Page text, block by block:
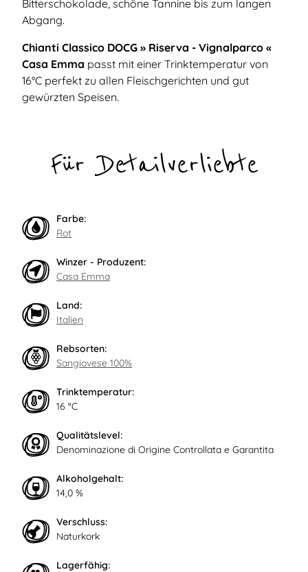
Bitterschokolade, schöne Tannine bis zum langen
Abgang.
Chianti Classico DOCG » Riserva - Vignalparco «
Casa Emma passt mit einer Trinktemperatur von
16°C perfekt zu allen Fleischgerichten und gut
gewürzten Speisen.
Für Detailverliebte
Farbe:
Rot
Winzer - Produzent:
Casa Emma
Land:
Italien
Rebsorten:
Sangiovese 100%
Trinktemperatur:
16 °C
Qualitätslevel:
Denominazione di Origine Controllata e Garantita
Alkoholgehalt:
14,0 %
Verschluss:
Naturkork
Lagerfähig: